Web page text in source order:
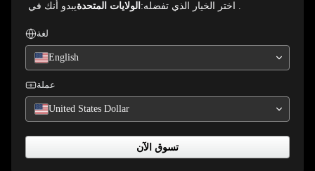
يبدو أنك فيالولايات المتحدة . اختر الخيار الذي تفضله:
لغة
English
عملة
United States Dollar
تسوق الآن